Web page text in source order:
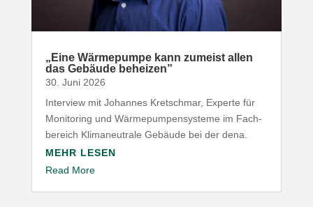
„ Eine Wärme­pumpe kann zumeist allen
das Gebäude beheizen”
30. Juni 2026
Interview mit Johannes Kret­schmar, Experte für
Moni­toring und Wärme­pum­pen­systeme im Fach­
be­reich Klima­neu­trale Gebäude bei der dena.
MEHR LESEN
Read More